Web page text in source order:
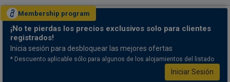
Membership program
¡No te pierdas los precios exclusivos solo para clientes
registrados!
Inicia sesión para desbloquear las mejores ofertas
* Descuento aplicable sólo para algunos de los alojamientos del listado
Iniciar Sesión